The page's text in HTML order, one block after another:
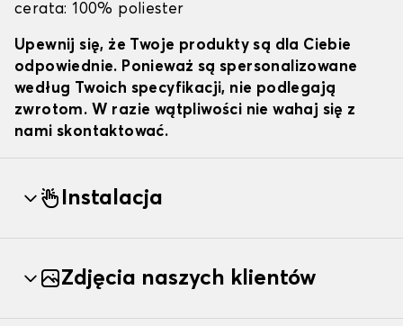
cerata: 100% poliester
Upewnij się, że Twoje produkty są dla Ciebie
odpowiednie. Ponieważ są spersonalizowane
według Twoich specyfikacji, nie podlegają
zwrotom. W razie wątpliwości nie wahaj się z
nami skontaktować.
Instalacja
Zdjęcia naszych klientów